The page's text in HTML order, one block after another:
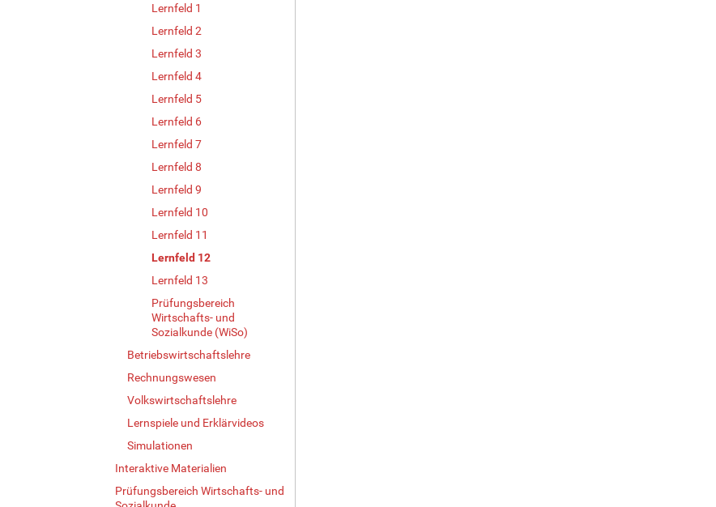
Lernfeld 1
Lernfeld 2
Lernfeld 3
Lernfeld 4
Lernfeld 5
Lernfeld 6
Lernfeld 7
Lernfeld 8
Lernfeld 9
Lernfeld 10
Lernfeld 11
Lernfeld 12
Lernfeld 13
Prüfungsbereich
Wirtschafts- und
Sozialkunde (WiSo)
Betriebswirtschaftslehre
Rechnungswesen
Volkswirtschaftslehre
Lernspiele und Erklärvideos
Simulationen
Interaktive Materialien
Prüfungsbereich Wirtschafts- und